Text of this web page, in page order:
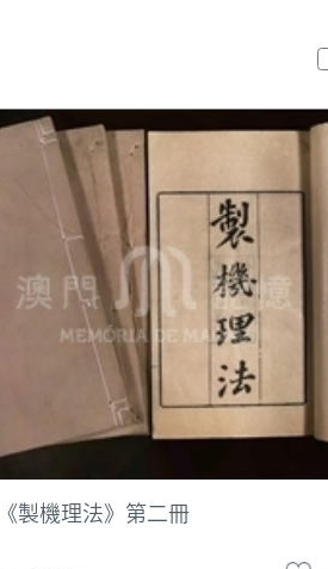
《製機理法》第二冊